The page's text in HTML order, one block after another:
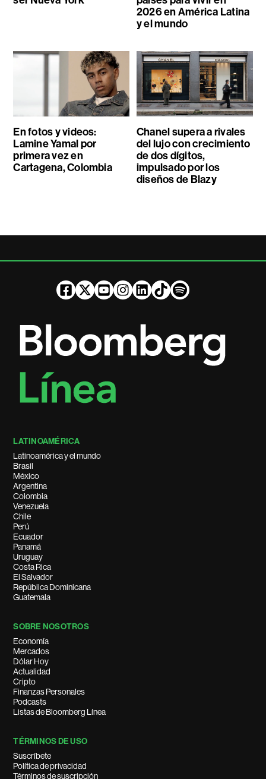
2026 en América Latina
y el mundo
En fotos y videos:
Lamine Yamal por
primera vez en
Cartagena, Colombia
Chanel supera a rivales
del lujo con crecimiento
de dos dígitos,
impulsado por los
diseños de Blazy
LATINOAMÉRICA
Latinoamérica y el mundo
Brasil
México
Argentina
Colombia
Venezuela
Chile
Perú
Ecuador
Panamá
Uruguay
Costa Rica
El Salvador
República Dominicana
Guatemala
SOBRE NOSOTROS
Economía
Mercados
Dólar Hoy
Actualidad
Cripto
Finanzas Personales
Podcasts
Listas de Bloomberg Línea
TÉRMINOS DE USO
Suscríbete
Política de privacidad
Términos de suscripción